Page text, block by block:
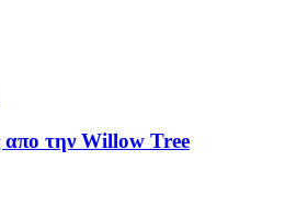
απο την Willow Tree